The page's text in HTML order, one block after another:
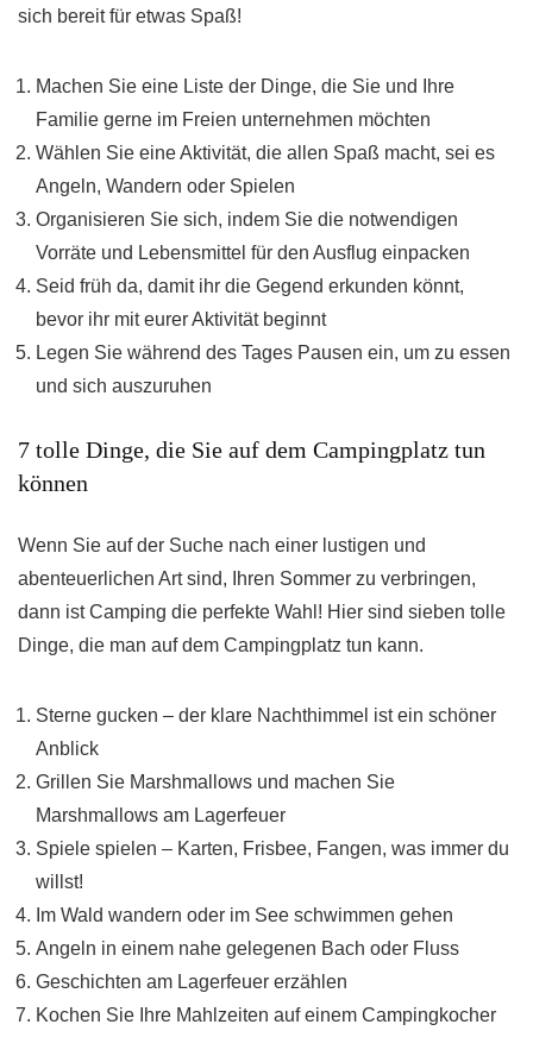
sich bereit für etwas Spaß!
Machen Sie eine Liste der Dinge, die Sie und Ihre
Familie gerne im Freien unternehmen möchten
Wählen Sie eine Aktivität, die allen Spaß macht, sei es
Angeln, Wandern oder Spielen
Organisieren Sie sich, indem Sie die notwendigen
Vorräte und Lebensmittel für den Ausflug einpacken
Seid früh da, damit ihr die Gegend erkunden könnt,
bevor ihr mit eurer Aktivität beginnt
Legen Sie während des Tages Pausen ein, um zu essen
und sich auszuruhen
7 tolle Dinge, die Sie auf dem Campingplatz tun
können
Wenn Sie auf der Suche nach einer lustigen und
abenteuerlichen Art sind, Ihren Sommer zu verbringen,
dann ist Camping die perfekte Wahl! Hier sind sieben tolle
Dinge, die man auf dem Campingplatz tun kann.
Sterne gucken – der klare Nachthimmel ist ein schöner
Anblick
Grillen Sie Marshmallows und machen Sie
Marshmallows am Lagerfeuer
Spiele spielen – Karten, Frisbee, Fangen, was immer du
willst!
Im Wald wandern oder im See schwimmen gehen
Angeln in einem nahe gelegenen Bach oder Fluss
Geschichten am Lagerfeuer erzählen
Kochen Sie Ihre Mahlzeiten auf einem Campingkocher